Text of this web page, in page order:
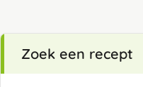
Zoek een recept